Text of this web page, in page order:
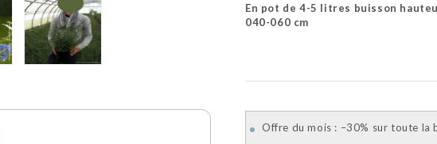
En pot de 4-5 litres buisson
040-060 cm
Offre du mois : –30% sur toute la